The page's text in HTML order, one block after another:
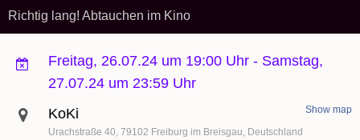
Richtig lang! Abtauchen im Kino
Freitag, 26.07.24 um 19:00 Uhr - Samstag,
27.07.24 um 23:59 Uhr
KoKi
Urachstraße 40 79102 Freiburg im Breisgau Deutschland
Show map